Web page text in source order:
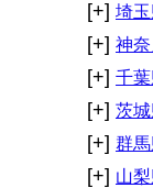
[+] 埼
[+] 神
[+] 千
[+] 茨
[+] 群
[+] 山